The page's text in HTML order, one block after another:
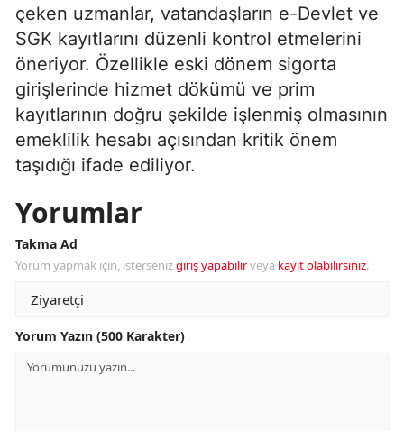
çeken uzmanlar, vatandaşların e-Devlet ve
SGK kayıtlarını düzenli kontrol etmelerini
öneriyor. Özellikle eski dönem sigorta
girişlerinde hizmet dökümü ve prim
kayıtlarının doğru şekilde işlenmiş olmasının
emeklilik hesabı açısından kritik önem
taşıdığı ifade ediliyor.
Yorumlar
Takma Ad
Yorum yapmak için, istersenizgiriş yapabilirveya kayıt olabilirsiniz.
Yorum Yazın (500 Karakter)